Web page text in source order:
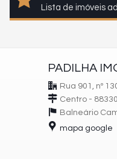
Lista de imóveis
PADILHA
Rua 901, nº
Centro -
Balneário
mapa google